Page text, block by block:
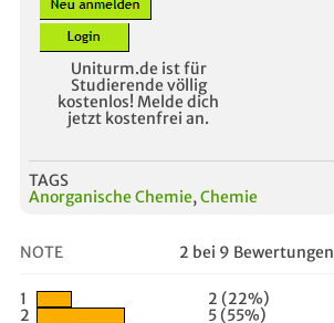
Uniturm.de ist für
Studierende völlig
kostenlos! Melde dich
jetzt kostenfrei an.
TAGS
Anorganische Chemie, Chemie
NOTE 2 bei 9 Bewertungen
1
2 (22%)
2
5 (55%)